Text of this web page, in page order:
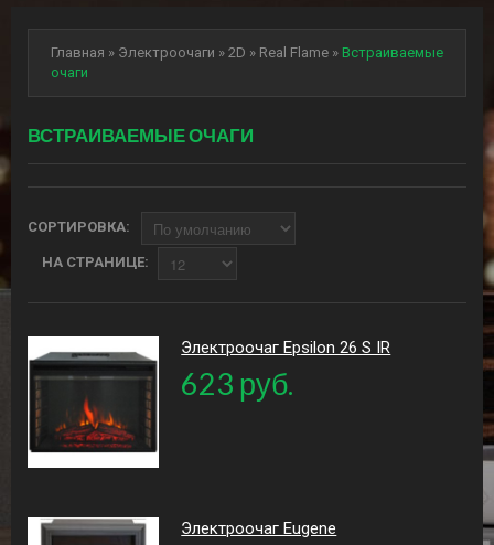
Главная » Электроочаги » 2D » Real Flame » Встраиваемые
очаги
ВСТРАИВАЕМЫЕ ОЧАГИ
СОРТИРОВКА:
НА СТРАНИЦЕ:
Электроочаг Epsilon 26 S IR
623 руб.
Электроочаг Eugene